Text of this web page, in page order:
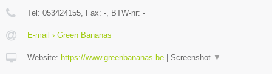
Tel: 053424155, Fax: -, BTW-nr: -
E-mail › Green Bananas
Website: https://www.greenbananas.be Screenshot ▼